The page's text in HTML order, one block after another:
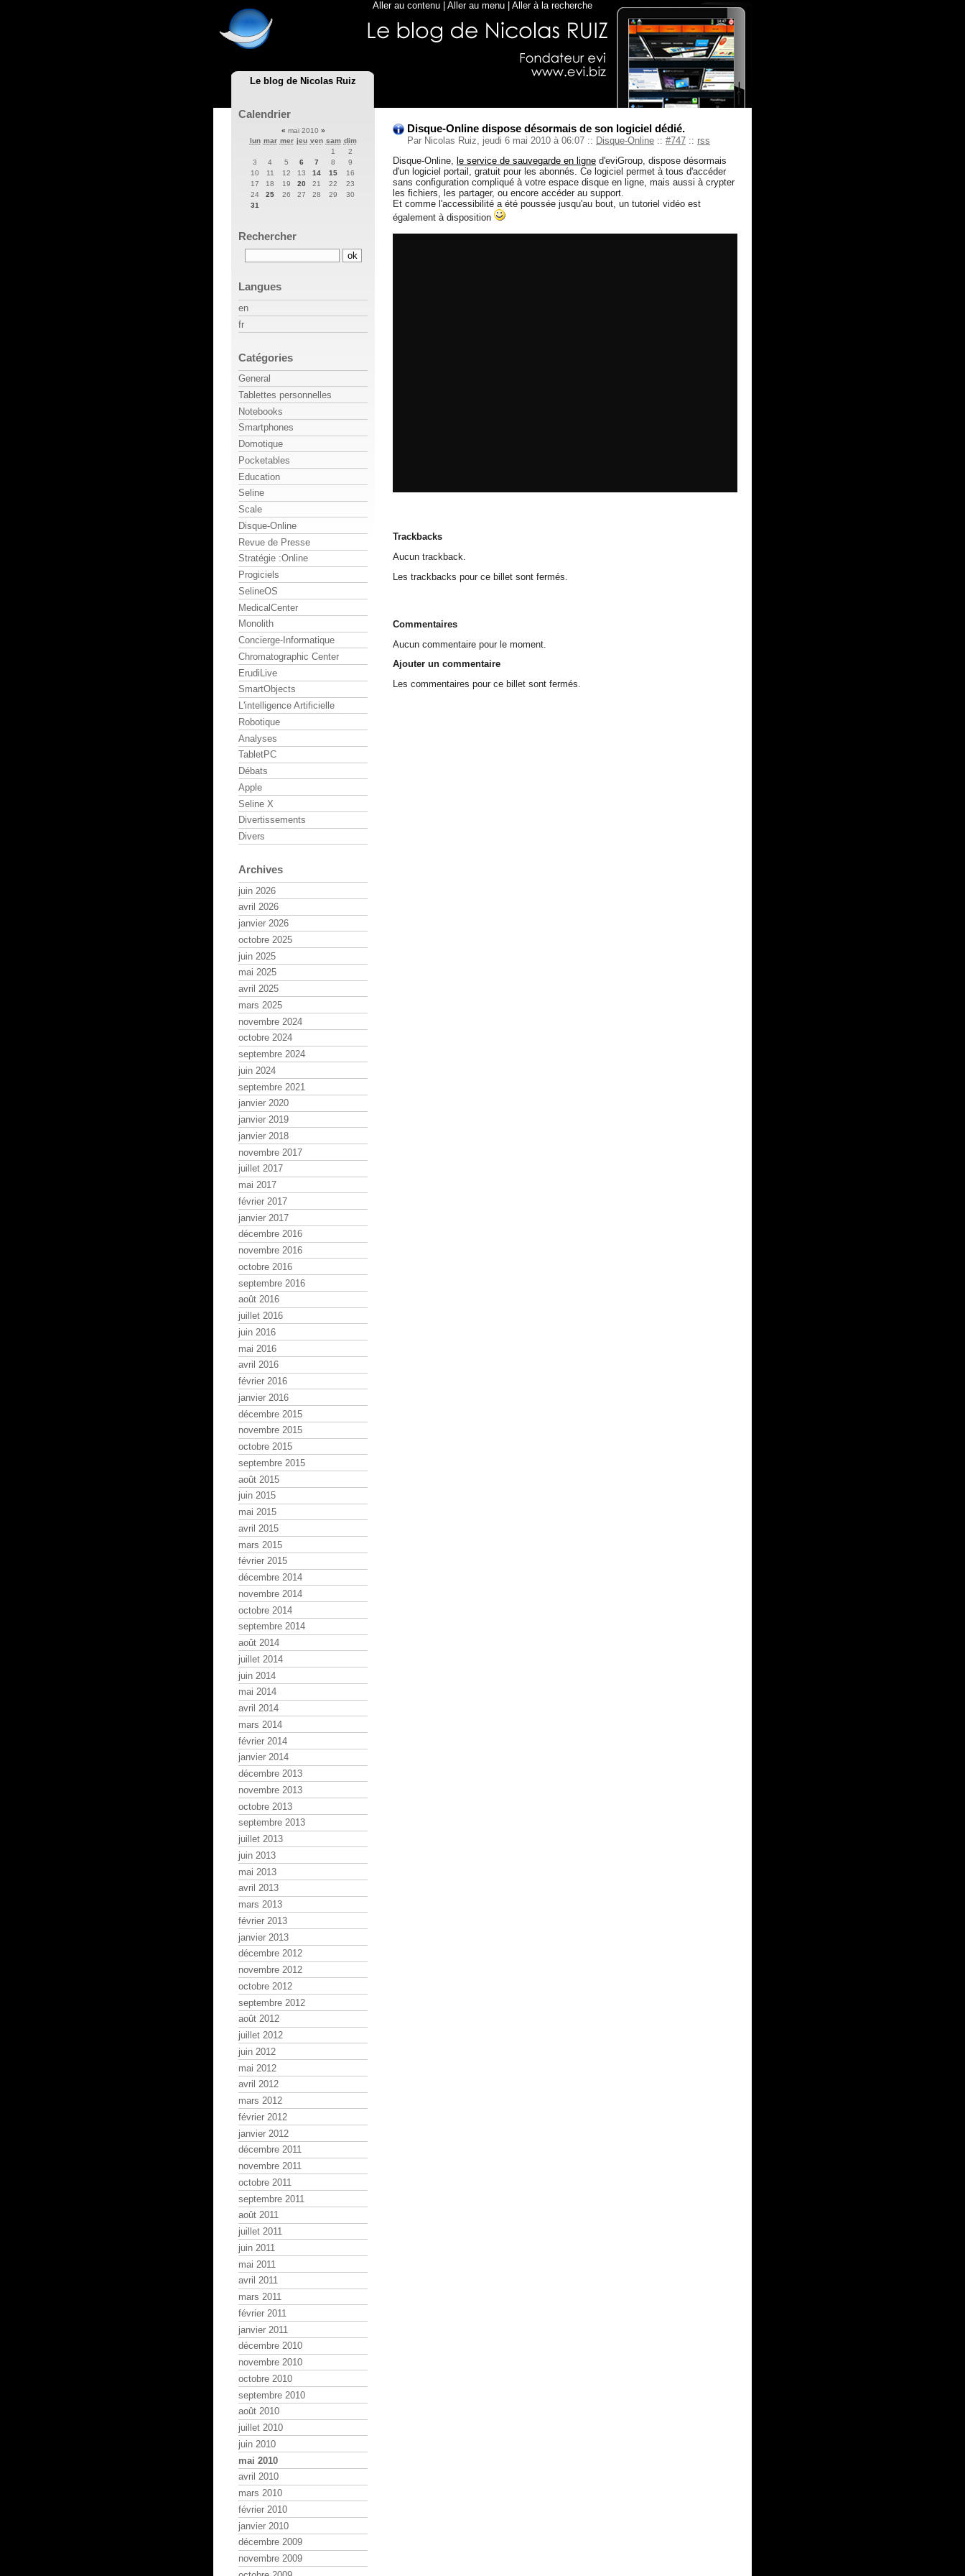
Le blog de Nicolas Ruiz
Aller au contenu Aller au menu Aller à la recherche
Disque-Online dispose désormais de son logiciel dédié.
Par Nicolas Ruiz, jeudi 6 mai 2010 à 06:07 :: Disque-Online :: #747 :: rss
Disque-Online,
le service de sauvegarde en ligne d'eviGroup, dispose désormais
d'un logiciel portail, gratuit pour les abonnés. Ce logiciel permet à tous d'accéder
sans configuration compliqué à votre espace disque en ligne, mais aussi à crypter
les fichiers, les partager, ou encore accéder au support.
Et comme l'accessibilité a été poussée jusqu'au bout, un tutoriel vidéo est
également à disposition
Trackbacks
Aucun trackback.
Les trackbacks pour ce billet sont fermés.
Commentaires
Aucun commentaire pour le moment.
Ajouter un commentaire
Les commentaires pour ce billet sont fermés.
Calendrier
« mai 2010 »
lun mar mer jeu ven sam dim
1
2
3
4 5 6 7 8
9
10
11 12 13 14 15
16
17
18 19 20 21 22
23
24
25 26 27 28 29
30
31
Rechercher
Langues
en
fr
Catégories
General
Tablettes personnelles
Notebooks
Smartphones
Domotique
Pocketables
Education
Seline
Scale
Disque-Online
Revue de Presse
Stratégie :Online
Progiciels
SelineOS
MedicalCenter
Monolith
Concierge-Informatique
Chromatographic Center
ErudiLive
SmartObjects
L'intelligence Artificielle
Robotique
Analyses
TabletPC
Débats
Apple
Seline X
Divertissements
Divers
Archives
juin 2026
avril 2026
janvier 2026
octobre 2025
juin 2025
mai 2025
avril 2025
mars 2025
novembre 2024
octobre 2024
septembre 2024
juin 2024
septembre 2021
janvier 2020
janvier 2019
janvier 2018
novembre 2017
juillet 2017
mai 2017
février 2017
janvier 2017
décembre 2016
novembre 2016
octobre 2016
septembre 2016
août 2016
juillet 2016
juin 2016
mai 2016
avril 2016
février 2016
janvier 2016
décembre 2015
novembre 2015
octobre 2015
septembre 2015
août 2015
juin 2015
mai 2015
avril 2015
mars 2015
février 2015
décembre 2014
novembre 2014
octobre 2014
septembre 2014
août 2014
juillet 2014
juin 2014
mai 2014
avril 2014
mars 2014
février 2014
janvier 2014
décembre 2013
novembre 2013
octobre 2013
septembre 2013
juillet 2013
juin 2013
mai 2013
avril 2013
mars 2013
février 2013
janvier 2013
décembre 2012
novembre 2012
octobre 2012
septembre 2012
août 2012
juillet 2012
juin 2012
mai 2012
avril 2012
mars 2012
février 2012
janvier 2012
décembre 2011
novembre 2011
octobre 2011
septembre 2011
août 2011
juillet 2011
juin 2011
mai 2011
avril 2011
mars 2011
février 2011
janvier 2011
décembre 2010
novembre 2010
octobre 2010
septembre 2010
août 2010
juillet 2010
juin 2010
mai 2010
avril 2010
mars 2010
février 2010
janvier 2010
décembre 2009
novembre 2009